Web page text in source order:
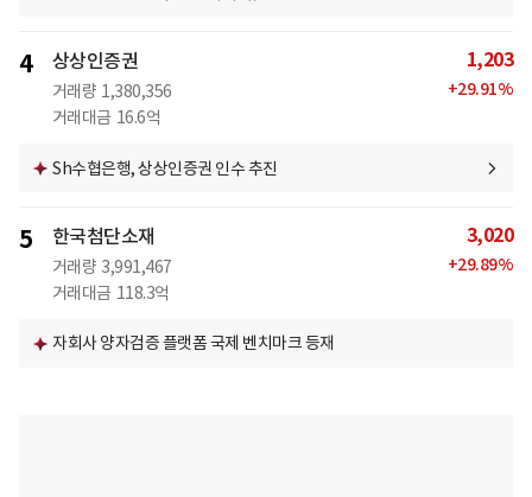
4 상상인증권
거래량 1,380,356
거래대금 16.6억
1,203
+29.91%
Sh수협은행, 상상인증권 인수 추진
5 한국첨단소재
거래량 3,991,467
거래대금 118.3억
3,020
+29.89%
자회사 양자검증 플랫폼 국제 벤치마크 등재